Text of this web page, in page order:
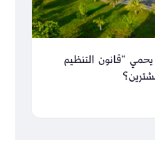
“قانون التنظيم